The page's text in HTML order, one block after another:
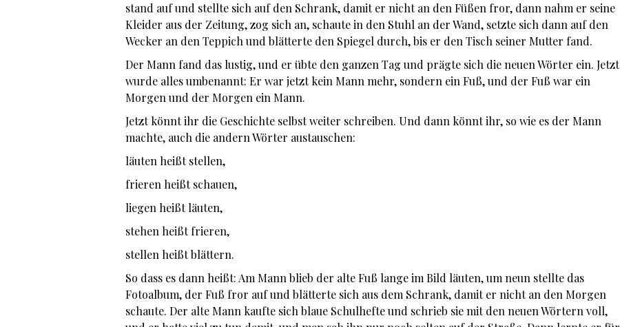
stand auf und stellte sich auf den Schrank, damit er nicht an den Füßen fror, dann nahm er seine
Kleider aus der Zeitung, zog sich an, schaute in den Stuhl an der Wand, setzte sich dann auf den
Wecker an den Teppich und blätterte den Spiegel durch, bis er den Tisch seiner Mutter fand.
Der Mann fand das lustig, und er übte den ganzen Tag und prägte sich die neuen Wörter ein. Jetzt
wurde alles umbenannt: Er war jetzt kein Mann mehr, sondern ein Fuß, und der Fuß war ein
Morgen und der Morgen ein Mann.
Jetzt könnt ihr die Geschichte selbst weiter schreiben. Und dann könnt ihr, so wie es der Mann
machte, auch die andern Wörter austauschen:
läuten heißt stellen,
frieren heißt schauen,
liegen heißt läuten,
stehen heißt frieren,
stellen heißt blättern.
So dass es dann heißt: Am Mann blieb der alte Fuß lange im Bild läuten, um neun stellte das
Fotoalbum, der Fuß fror auf und blätterte sich aus dem Schrank, damit er nicht an den Morgen
schaute. Der alte Mann kaufte sich blaue Schulhefte und schrieb sie mit den neuen Wörtern voll,